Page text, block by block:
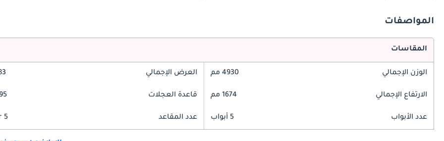
المواصفات
المقاسات
الوزن الإجمالي 4930 مم العرض الإجمالي
الارتفاع الإجمالي 1674 مم قاعدة العجلات
عدد الأبواب 5 أبواب عدد المقاعد 5 Seater